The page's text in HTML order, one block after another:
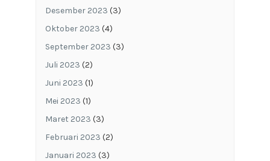
Desember 2023 (3)
Oktober 2023 (4)
September 2023 (3)
Juli 2023 (2)
Juni 2023 (1)
Mei 2023 (1)
Maret 2023 (3)
Februari 2023 (2)
Januari 2023 (3)